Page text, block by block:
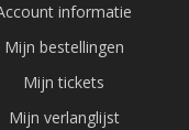
informatie
Mijn bestellingen
Mijn tickets
Mijn verlanglijst